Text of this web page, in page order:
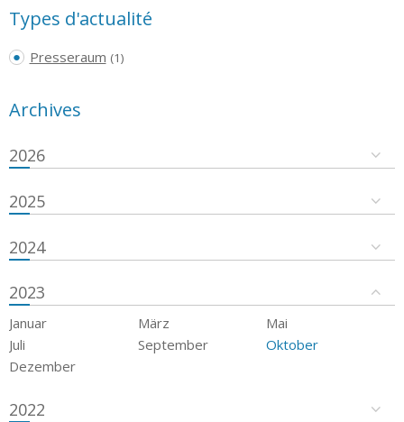
Types d'actualité
Presseraum (1)
Archives
2026
2025
2024
2023
Januar März
Mai
Juli
September
Oktober
Dezember
2022